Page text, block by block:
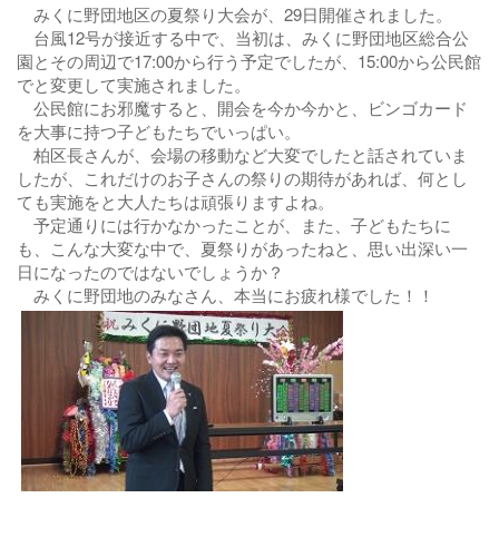
みくに野団地区の夏祭り大会が、29日開催されました。
台風12号が接近する中で、当初は、みくに野団地区総合公
園とその周辺で17:00から行う予定でしたが、15:00から公民館
でと変更して実施されました。
公民館にお邪魔すると、開会を今か今かと、ビンゴカード
を大事に持つ子どもたちでいっぱい。
柏区長さんが、会場の移動など大変でしたと話されていま
したが、これだけのお子さんの祭りの期待があれば、何とし
ても実施をと大人たちは頑張りますよね。
予定通りには行かなかったことが、また、子どもたちに
も、こんな大変な中で、夏祭りがあったねと、思い出深い一
日になったのではないでしょうか？
みくに野団地のみなさん、本当にお疲れ様でした！！